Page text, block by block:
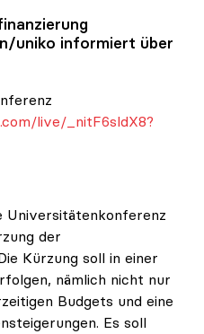
uniko informiert über
live/_nitF6sldX8?
Universitätenkonferenz
der
Kürzung soll in einer
nämlich nicht nur
Budgets und eine
Es soll